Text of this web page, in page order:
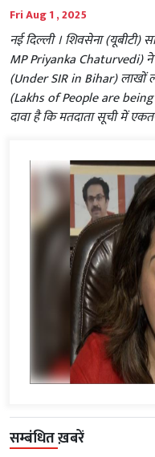
Fri Aug 1 , 2025
नई दिल्ली । शिवसेना (यूबीटी)
MP Priyanka Chaturvedi)
(Under SIR in Bihar) लाखों
(Lakhs of People are
दावा है कि मतदाता सूची में
सम्बंधित ख़बरें